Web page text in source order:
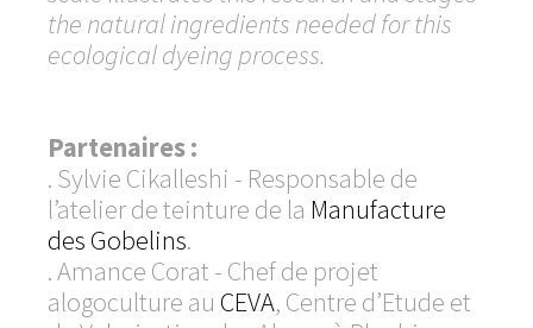
the natural ingredients needed for this
ecological dyeing process.
Partenaires :
. Sylvie Cikalleshi - Responsable de
l’atelier de teinture de la Manufacture
des Gobelins.
. Amance Corat - Chef de projet
alogoculture au CEVA, Centre d’Etude et